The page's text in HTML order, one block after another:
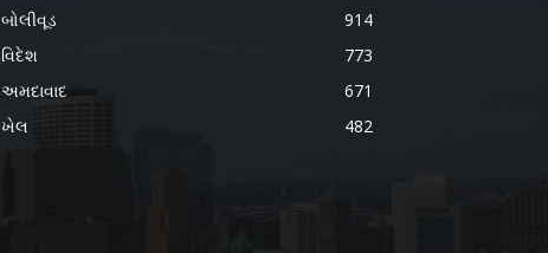
બોલીવૂડ
914
વિદેશ
773
અમદાવાદ
671
ખેલ
482